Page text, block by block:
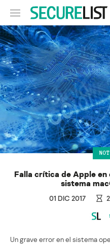
Falla crítica de Apple en
sistema
01 DIC 2017 2
Un grave error en el sistema